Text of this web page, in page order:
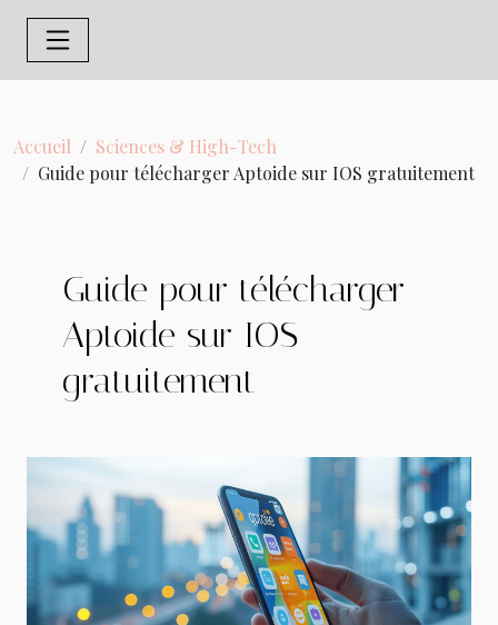
Accueil
Sciences & High-Tech
Guide pour télécharger Aptoide sur IOS gratuitement
Guide pour télécharger
Aptoide sur IOS
gratuitement